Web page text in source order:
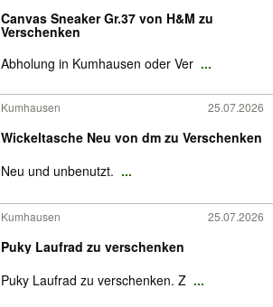
Canvas Sneaker Gr.37 von H&M zu
Verschenken
Abholung in Kumhausen oder Ver ...
Kumhausen 25.07.2026
Wickeltasche Neu von dm zu Verschenken
Neu und unbenutzt. ...
Kumhausen 25.07.2026
Puky Laufrad zu verschenken
Puky Laufrad zu verschenken. Z ...